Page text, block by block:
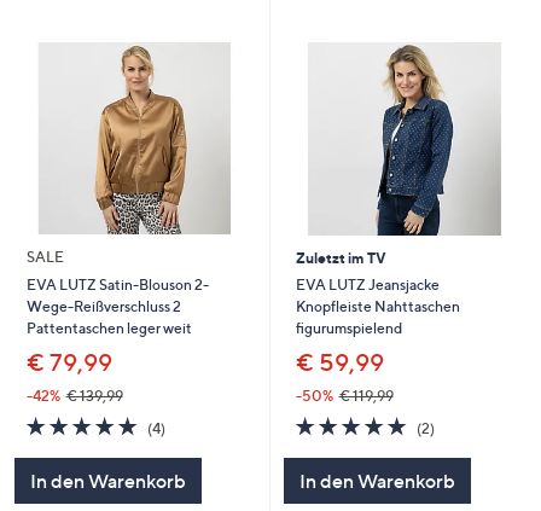
SALE
EVA LUTZ Satin-Blouson 2-
Wege-Reißverschluss 2
Pattentaschen leger weit
€ 79,99
-42% € 139,99
5.0
von
(4)4
In den Warenkorb
Zuletzt im TV
EVA LUTZ Jeansjacke
Knopfleiste Nahttaschen
figurumspielend
€ 59,99
-50% € 119,99
5.0
von
(2)2
In den Warenkorb